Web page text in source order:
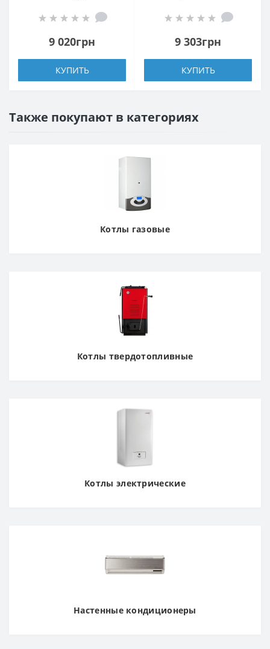
9 020грн
КУПИТЬ
9 303грн
КУПИТЬ
Также покупают в категориях
Котлы газовые
Котлы твердотопливные
Котлы электрические
Настенные кондиционеры